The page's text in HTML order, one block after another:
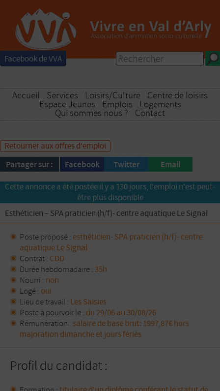
Facebook de VVA
Accueil Services Loisirs/Culture Centre de loisirs
Espace Jeunes Emplois Logements
Qui sommes nous ? Contact
Retourner aux offres d'emploi
Partager sur : Facebook Twitter Email
Cette annonce a été postée il y a 130 jours, l'emploi n'est peut-
être plus disponible
Esthéticien – SPA praticien (h/f)- centre aquatique Le Signal
Poste proposé : esthéticien- SPA praticien (h/f)- centre
aquatique Le Signal
Contrat : CDD
Durée hebdomadaire : 35h
Nourri : non
Logé : oui
Lieu de travail : Les Saisies
Poste à pourvoir le : du 29/06 au 30/08/26
Rémunération : salaire de base brut: 1997,87€ hors
majoration dimanche et jours fériés
Profil du candidat :